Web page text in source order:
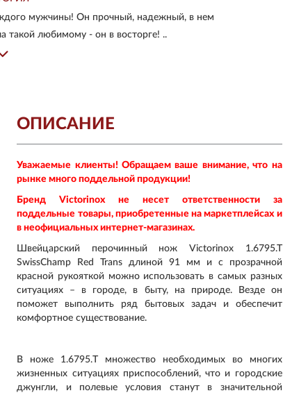
мужчины! Он прочный, надежный, в нем
такой любимому - он в восторге! ..
ОПИСАНИЕ
Уважаемые клиенты! Обращаем ваше внимание, что на
рынке много поддельной продукции!
Бренд Victorinox не несет ответственности за
поддельные товары, приобретенные на маркетплейсах и
в неофициальных интернет-магазинах.
Швейцарский перочинный нож Victorinox 1.6795.T
SwissChamp Red Trans длиной 91 мм и с прозрачной
красной рукояткой можно использовать в самых разных
ситуациях – в городе, в быту, на природе. Везде он
поможет выполнить ряд бытовых задач и обеспечит
комфортное существование.
В ноже 1.6795.T множество необходимых во многих
жизненных ситуациях приспособлений, что и городские
джунгли, и полевые условия станут в значительной